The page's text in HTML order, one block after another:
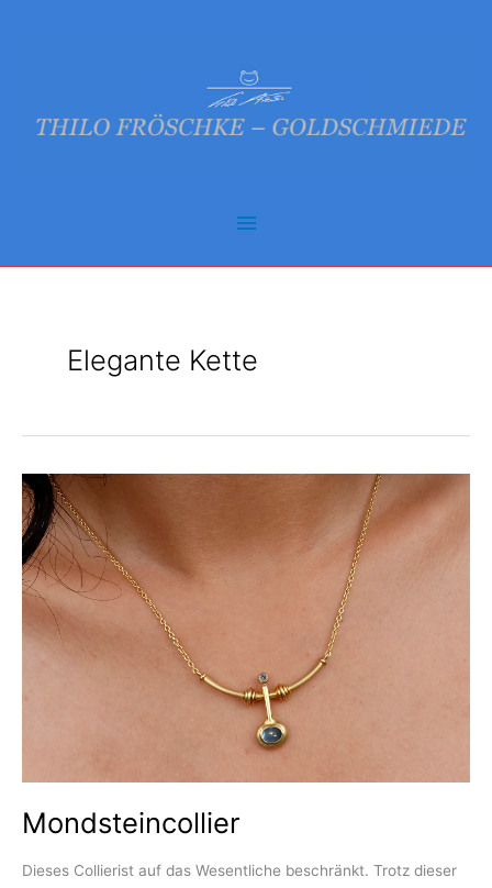
Hauptmenü
Elegante Kette
Mondsteincollier
Dieses Collierist auf das Wesentliche beschränkt. Trotz dieser